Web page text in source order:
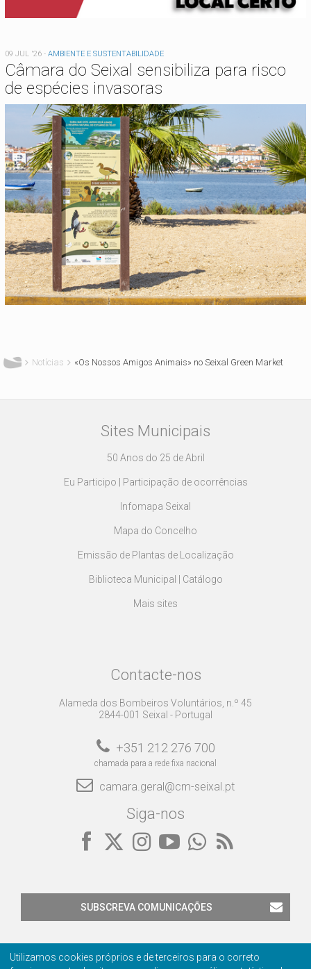
09 JUL '26 - AMBIENTE E SUSTENTABILIDADE
Câmara do Seixal sensibiliza para risco
de espécies invasoras
Notícias «Os Nossos Amigos Animais» no Seixal Green Market
Sites Municipais
50 Anos do 25 de Abril
Eu Participo | Participação de ocorrências
Infomapa Seixal
Mapa do Concelho
Emissão de Plantas de Localização
Biblioteca Municipal | Catálogo
Mais sites
Contacte-nos
Alameda dos Bombeiros Voluntários, n.º 45
2844-001 Seixal - Portugal
+351 212 276 700
chamada para a rede fixa nacional
camara.geral@cm-seixal.pt
Siga-nos
SUBSCREVA COMUNICAÇÕES
Utilizamos cookies próprios e de terceiros para o correto